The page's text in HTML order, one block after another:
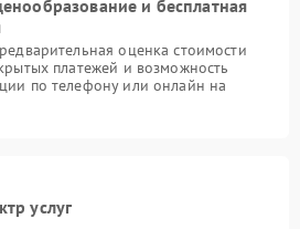
и бесплатная
оценка стоимости
платежей и возможность
по телефону или онлайн на
услуг